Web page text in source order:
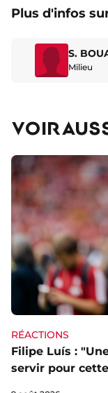
Plus d'infos
S.
Milieu
VOIR
RÉACTIONS
Filipe Luís :
servir pour